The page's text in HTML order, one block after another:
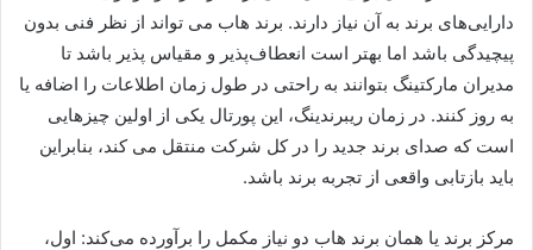
دارایی‌های برند به آن نیاز دارند. برند هاب می تواند از نظر فنی بدون
پیچیدگی باشد اما بهتر است انعطاف‌پذیر و مقیاس پذیر باشد تا
مدیران مارکتینگ بتوانند به راحتی در طول زمان اطلاعات را اضافه یا
به روز کنند. در زمان ریبرندینگ، این پورتال یکی از اولین چیزهایی
است که صدای برند جدید را در کل شرکت منتقل می کند، بنابراین
باید بازتابی واقعی از تجربه برند باشد.
مرکز برند یا همان برند هاب دو نیاز مکمل را برآورده می‌کند: اول،